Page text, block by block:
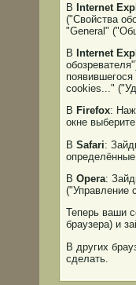
В Internet
("Свойства
"General"
В Internet
cookies..."
В Firefox:
окне
В Safari:
В Opera:
("Управление
Теперь ваши
браузера) и
В других
сделать.